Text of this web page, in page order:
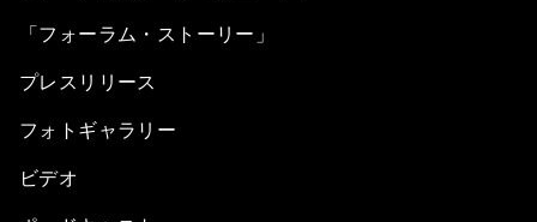
「フォーラム・ストーリー」
プレスリリース
フォトギャラリー
ビデオ